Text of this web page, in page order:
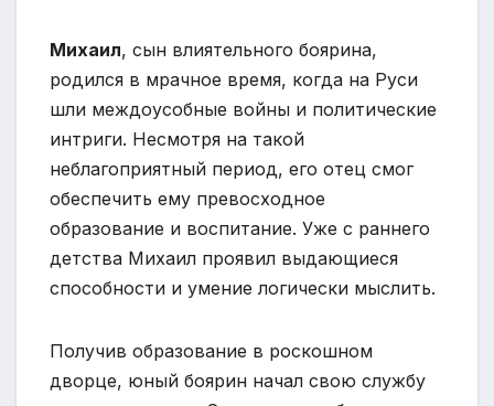
Михаил, сын влиятельного боярина,
родился в мрачное время, когда на Руси
шли междоусобные войны и политические
интриги. Несмотря на такой
неблагоприятный период, его отец смог
обеспечить ему превосходное
образование и воспитание. Уже с раннего
детства Михаил проявил выдающиеся
способности и умение логически мыслить.
Получив образование в роскошном
дворце, юный боярин начал свою службу